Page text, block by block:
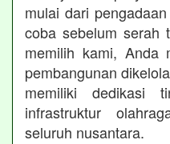
mulai dari
coba sebelum serah
memilih kami, Anda
pembangunan
memiliki dedikasi
infrastruktur
seluruh nusantara.